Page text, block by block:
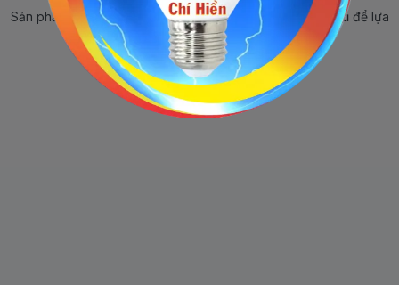
Sản phẩm này hiện tại đã ngừng bán. Hãy trở về trang chủ để lựa
chọn sản phẩm khác.
Quay lại trang chủ